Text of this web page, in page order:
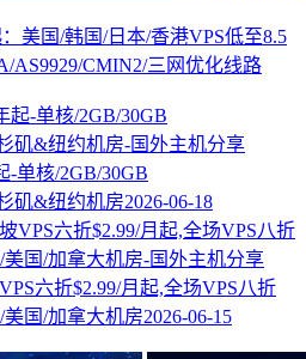
美国/韩国/日本/香港VPS低至8.5
AS9929/CMIN2/三网优化线路
-单核/2GB/30GB
矶&纽约机房2026-06-18
六折$2.99/月起,全场VPS八折
美国/加拿大机房2026-06-15